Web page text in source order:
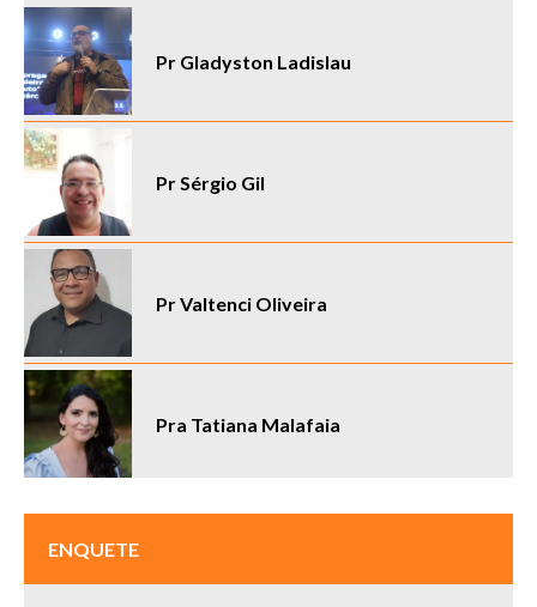
Pr Gladyston Ladislau
Pr Sérgio Gil
Pr Valtenci Oliveira
Pra Tatiana Malafaia
ENQUETE